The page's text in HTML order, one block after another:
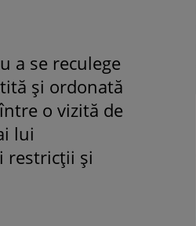
a se reculege
și ordonată
o vizită de
lui
restricții și